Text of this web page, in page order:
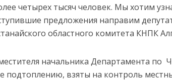
четырех тысяч человек. Мы хотим
предложения направим
областного комитета КНПК
начальника Департамента по
подтоплению, взяты на контроль